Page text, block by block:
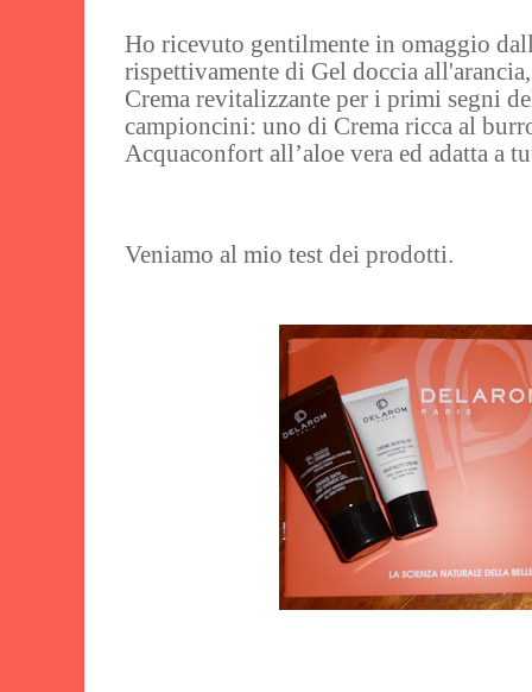
Ho ricevuto gentilmente in omaggio
rispettivamente di Gel doccia
Crema revitalizzante per i primi segni
campioncini: uno di Crema ricca al
Acquaconfort all’aloe vera ed adatta a
Veniamo al mio test dei prodotti.